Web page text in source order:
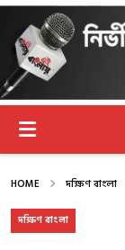
HOME দক্ষিণ বাংলা
দক্ষিণ বাংলা